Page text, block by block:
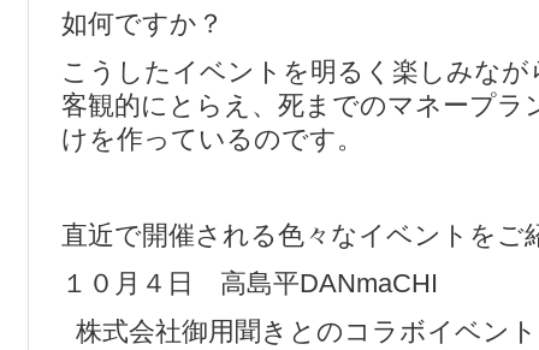
如何ですか？
こうしたイベントを明るく楽しみな
客観的にとらえ、死までのマネープラ
けを作っているのです。
直近で開催される色々なイベントをご
１０月４日 高島平DANmaCHI
株式会社御用聞きとのコラボイベン